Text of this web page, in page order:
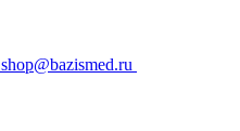
shop@bazismed.ru